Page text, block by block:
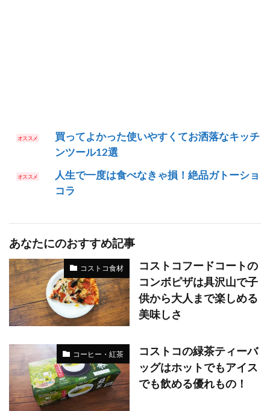
買ってよかった使いやすくてお洒落なキッチ
ンツール12選
人生で一度は食べなきゃ損！絶品ガトーショ
コラ
あなたにのおすすめ記事
コストコ食材
コストコフードコートの
コンボピザは具沢山で子
供から大人まで楽しめる
美味しさ
コーヒー・紅茶
コストコの緑茶ティーバ
ッグはホットでもアイス
でも飲める優れもの！